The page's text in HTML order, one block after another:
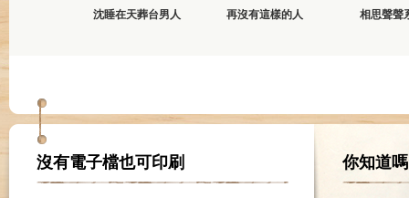
沈睡在天葬台男人 再沒有這樣的人 相思聲聲
沒有電子檔也可印刷 你知道